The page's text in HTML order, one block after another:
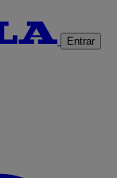
Entrar